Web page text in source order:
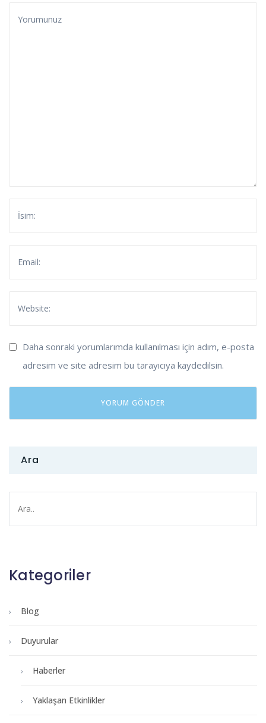
Daha sonraki yorumlarımda kullanılması için adım, e-posta
adresim ve site adresim bu tarayıcıya kaydedilsin.
Ara
Kategoriler
Blog
Duyurular
Haberler
Yaklaşan Etkinlikler